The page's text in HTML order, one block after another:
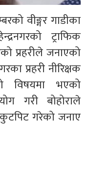
वीङ्गर गाडीका
ट्राफिक
प्रहरीले जनाएको
प्रहरी नीरिक्षक
विषयमा भएको
गरी बोहोराले
गरेको जनाए